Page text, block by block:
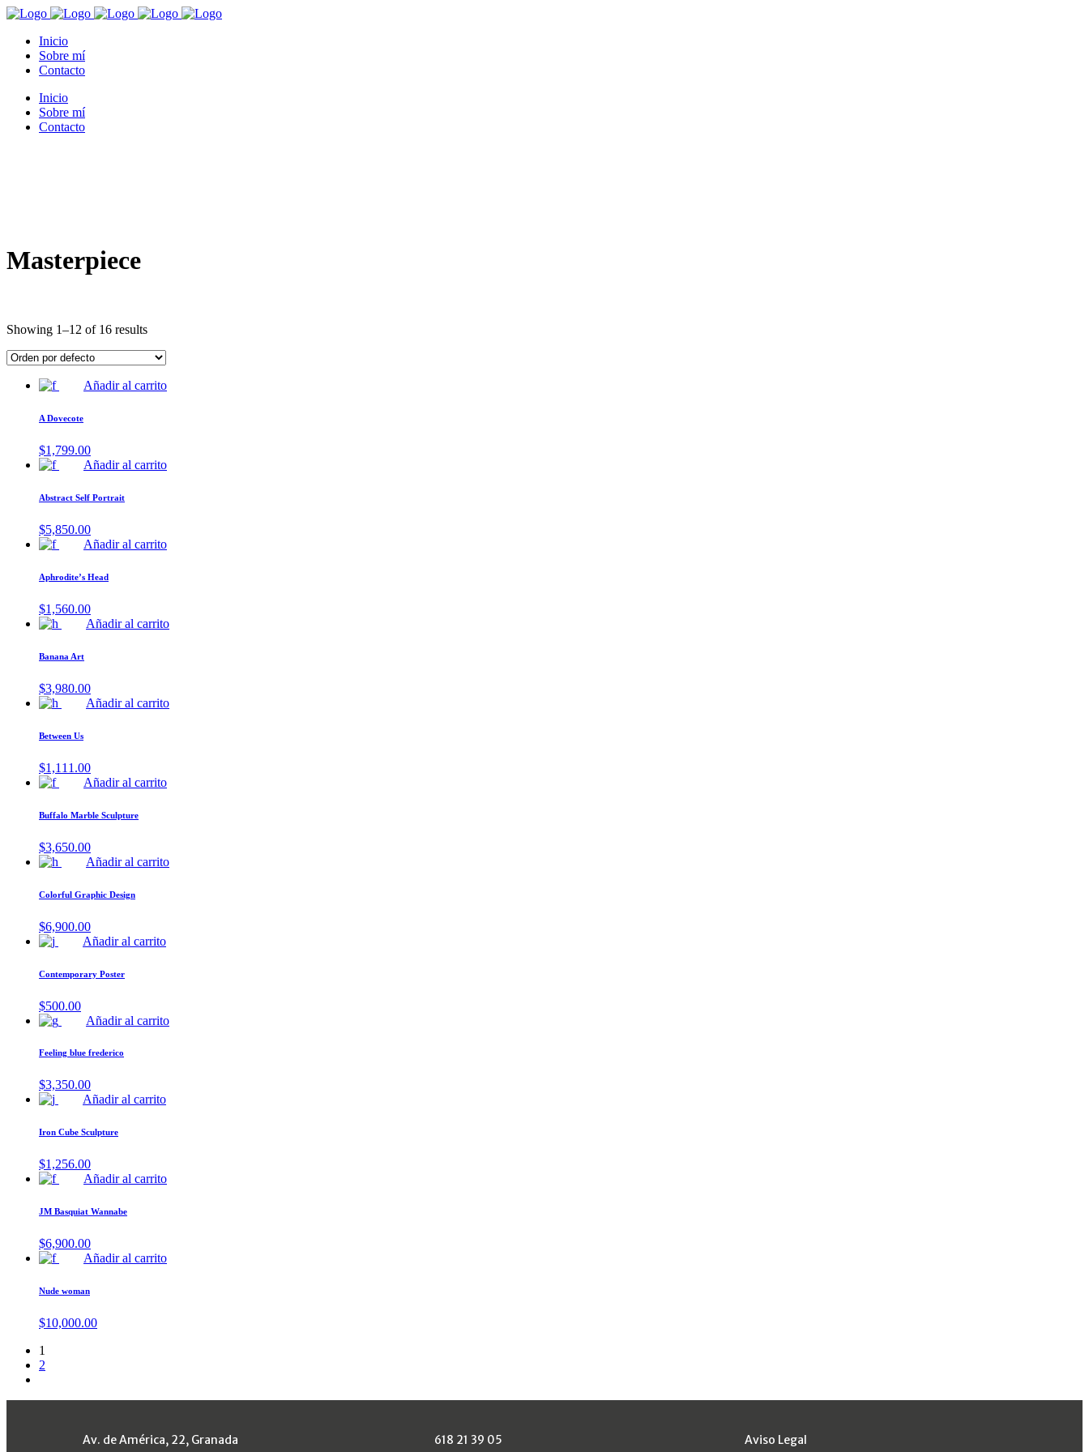
Inicio
Sobre mí
Contacto
Inicio
Sobre mí
Contacto
Masterpiece
Showing 1–12 of 16 results
Añadir al carrito
A Dovecote
$1,799.00
Añadir al carrito
Abstract Self Portrait
$5,850.00
Añadir al carrito
Aphrodite’s Head
$1,560.00
Añadir al carrito
Banana Art
$3,980.00
Añadir al carrito
Between Us
$1,111.00
Añadir al carrito
Buffalo Marble Sculpture
$3,650.00
Añadir al carrito
Colorful Graphic Design
$6,900.00
Añadir al carrito
Contemporary Poster
$500.00
Añadir al carrito
Feeling blue frederico
$3,350.00
Añadir al carrito
Iron Cube Sculpture
$1,256.00
Añadir al carrito
JM Basquiat Wannabe
$6,900.00
Añadir al carrito
Nude woman
$10,000.00
1
2
Av. de América, 22, Granada 618 21 39 05 Aviso Legal